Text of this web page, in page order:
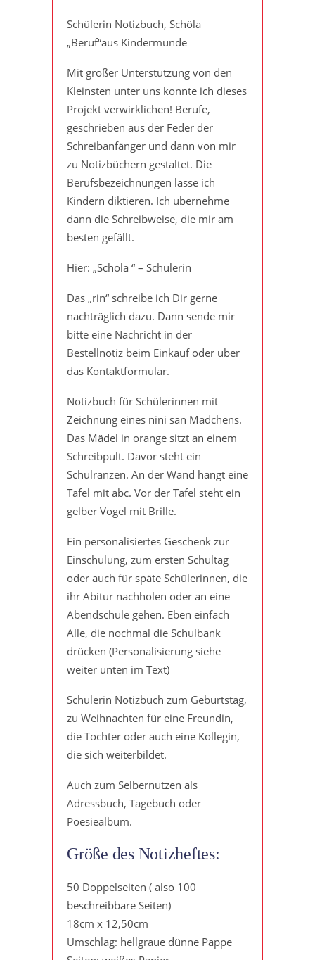
Schülerin Notizbuch, Schöla
„Beruf“aus Kindermunde
Mit großer Unterstützung von den
Kleinsten unter uns konnte ich dieses
Projekt verwirklichen! Berufe,
geschrieben aus der Feder der
Schreibanfänger und dann von mir
zu Notizbüchern gestaltet. Die
Berufsbezeichnungen lasse ich
Kindern diktieren. Ich übernehme
dann die Schreibweise, die mir am
besten gefällt.
Hier: „Schöla “ – Schülerin
Das „rin“ schreibe ich Dir gerne
nachträglich dazu. Dann sende mir
bitte eine Nachricht in der
Bestellnotiz beim Einkauf oder über
das Kontaktformular.
Notizbuch für Schülerinnen mit
Zeichnung eines nini san Mädchens.
Das Mädel in orange sitzt an einem
Schreibpult. Davor steht ein
Schulranzen. An der Wand hängt eine
Tafel mit abc. Vor der Tafel steht ein
gelber Vogel mit Brille.
Ein personalisiertes Geschenk zur
Einschulung, zum ersten Schultag
oder auch für späte Schülerinnen, die
ihr Abitur nachholen oder an eine
Abendschule gehen. Eben einfach
Alle, die nochmal die Schulbank
drücken (Personalisierung siehe
weiter unten im Text)
Schülerin Notizbuch zum Geburtstag,
zu Weihnachten für eine Freundin,
die Tochter oder auch eine Kollegin,
die sich weiterbildet.
Auch zum Selbernutzen als
Adressbuch, Tagebuch oder
Poesiealbum.
Größe des Notizheftes:
50 Doppelseiten ( also 100
beschreibbare Seiten)
18cm x 12,50cm
Umschlag: hellgraue dünne Pappe